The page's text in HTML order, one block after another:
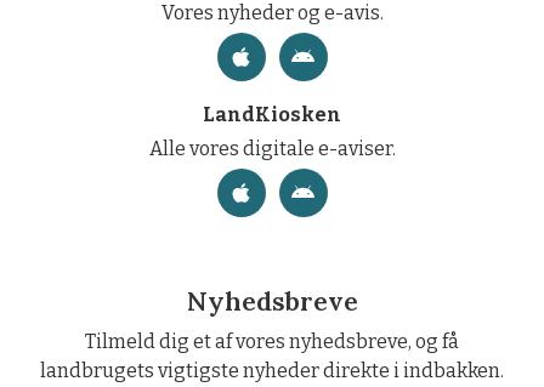
Vores nyheder og e-avis.
LandKiosken
Alle vores digitale e-aviser.
Nyhedsbreve
Tilmeld dig et af vores nyhedsbreve, og få
landbrugets vigtigste nyheder direkte i indbakken.